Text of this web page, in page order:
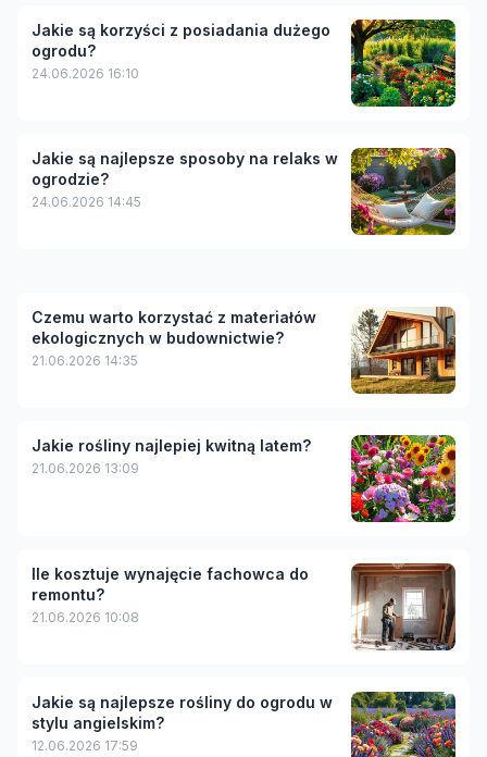
Jakie są korzyści z posiadania dużego
ogrodu?
24.06.2026 16:10
Jakie są najlepsze sposoby na relaks w
ogrodzie?
24.06.2026 14:45
Czemu warto korzystać z materiałów
ekologicznych w budownictwie?
21.06.2026 14:35
Jakie rośliny najlepiej kwitną latem?
21.06.2026 13:09
Ile kosztuje wynajęcie fachowca do
remontu?
21.06.2026 10:08
Jakie są najlepsze rośliny do ogrodu w
stylu angielskim?
12.06.2026 17:59